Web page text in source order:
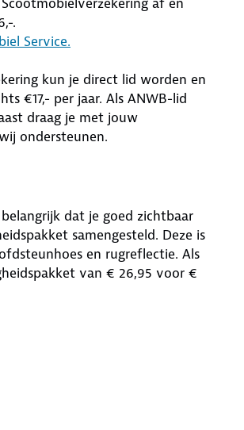
.
Service.
kun je direct lid worden en
€17,- per jaar. Als ANWB-lid
draag je met jouw
ondersteunen.
dat je goed zichtbaar
samengesteld. Deze is
en rugreflectie. Als
van € 26,95 voor €